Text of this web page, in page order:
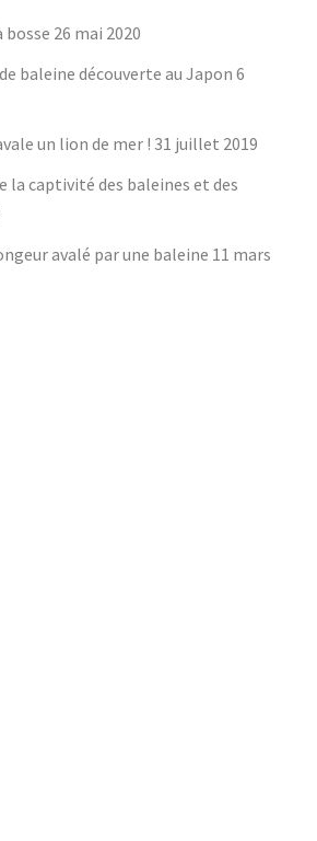
bosse 26 mai 2020
baleine découverte au Japon 6
un lion de mer ! 31 juillet 2019
la captivité des baleines et des
avalé par une baleine 11 mars